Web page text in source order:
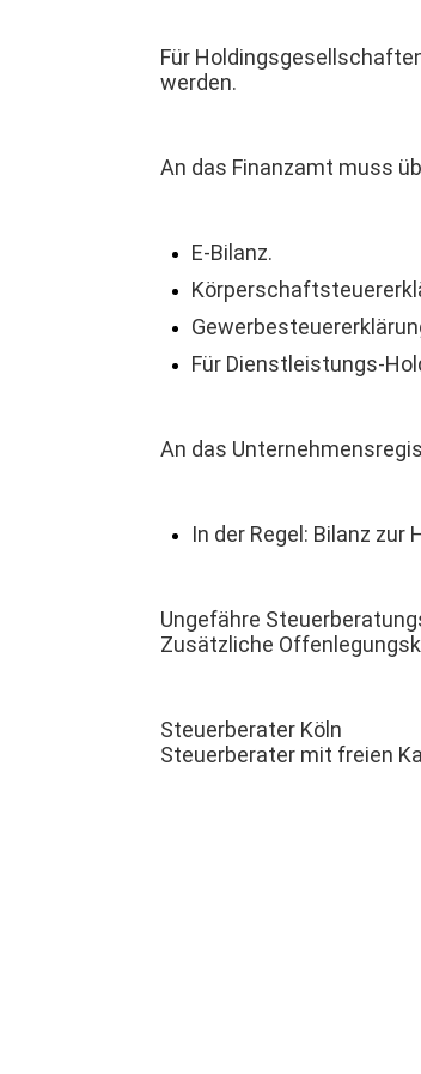
Für
werden.
An das Finanzamt muss üb
E-Bilanz.
Für Dienstleistungs-
An das
In der Regel: Bilanz zur
Ungefähre
Zusätzliche
Steuerberater Köln
Steuerberater mit freien